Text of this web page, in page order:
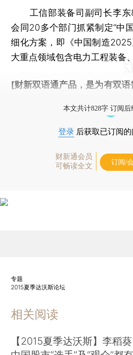
工信部装备司副司长李东
会同20多个部门抓紧制定“中
细化方案，即《中国制造
大重点领域包含电力工程装备
[财新双语通产品，是为有双
本文共计828字 订阅后
登录 后获取已订阅
财新通会员
可畅读全文
订阅/
专题
2015夏季达沃斯论坛
相关阅读
【2015夏季达沃斯】李稻葵